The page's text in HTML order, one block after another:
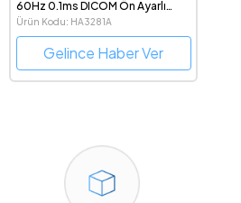
60Hz 0.1ms DICOM Ön Ayarlı
Otomatik Kalibrasyon
Antibakteriyel Kaplama Pivot
Ergonomik Stantlı 4K 2160p
Ürün Kodu: HA3281A
Gelince Haber Ver